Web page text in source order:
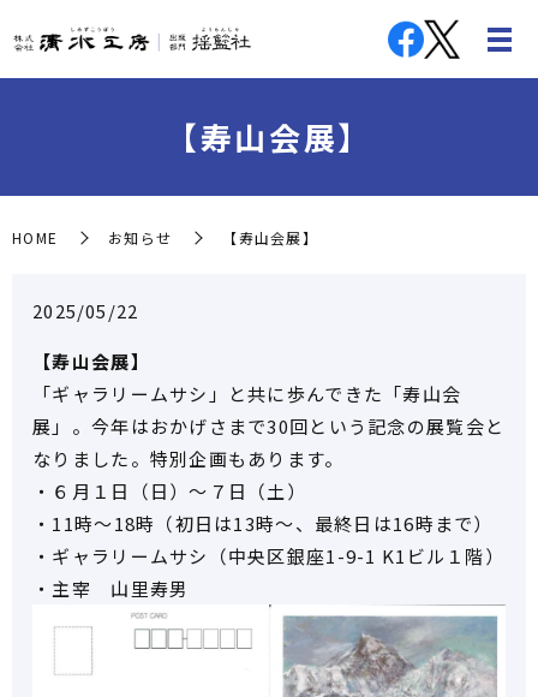
【寿山会展】
HOME お知らせ 【寿山会展】
2025/05/22
【寿山会展】
「ギャラリームサシ」と共に歩んできた「寿山会
展」。今年はおかげさまで30回という記念の展覧会と
なりました。特別企画もあります。
・６月１日（日）～７日（土）
・11時～18時（初日は13時～、最終日は16時まで）
・ギャラリームサシ（中央区銀座1-9-1 K1ビル１階）
・主宰 山里寿男